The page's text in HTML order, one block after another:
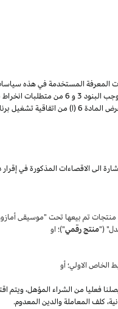
المعرفة المستخدمة في هذه
البنود 3
و 6
الملكية الفكرية لبرنامج المشاركين لا تنتهي ولا تنطفئ بانتهاء اتفاقية
الى الاقصاءات المذكورة في
منتجات تم بيعها تحت "موسيقى
" ("منتج رقمي")؛ او
فعليا من الشراء المؤهل،ويتم
، كلف المعاملة والدين المعدوم.